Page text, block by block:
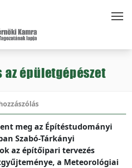
az épületgépészet
meg az Építéstudományi
Szabó-Tárkányi
az építőipari tervezés
a Meteorológiai